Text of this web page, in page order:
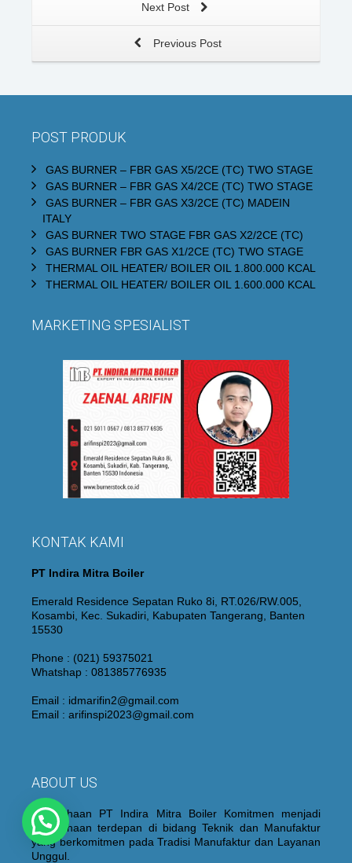
Next Post
Previous Post
POST PRODUK
GAS BURNER – FBR GAS X5/2CE (TC) TWO STAGE
GAS BURNER – FBR GAS X4/2CE (TC) TWO STAGE
GAS BURNER – FBR GAS X3/2CE (TC) MADEIN
ITALY
GAS BURNER TWO STAGE FBR GAS X2/2CE (TC)
GAS BURNER FBR GAS X1/2CE (TC) TWO STAGE
THERMAL OIL HEATER/ BOILER OIL 1.800.000 KCAL
THERMAL OIL HEATER/ BOILER OIL 1.600.000 KCAL
MARKETING SPESIALIST
KONTAK KAMI
PT Indira Mitra Boiler
Emerald Residence Sepatan Ruko 8i, RT.026/RW.005,
Kosambi, Kec. Sukadiri, Kabupaten Tangerang, Banten
15530
Phone : (021) 59375021
Whatshap : 081385776935
Email : idmarifin2@gmail.com
Email : arifinspi2023@gmail.com
ABOUT US
Perusahaan PT Indira Mitra Boiler Komitmen menjadi
Perusahaan terdepan di bidang Teknik dan Manufaktur
yang berkomitmen pada Tradisi Manufaktur dan Layanan
Unggul.